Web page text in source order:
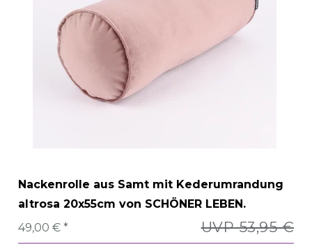
Nackenrolle aus Samt mit Kederumrandung
altrosa 20x55cm von SCHÖNER LEBEN.
UVP 53,95 €
49,00 € *